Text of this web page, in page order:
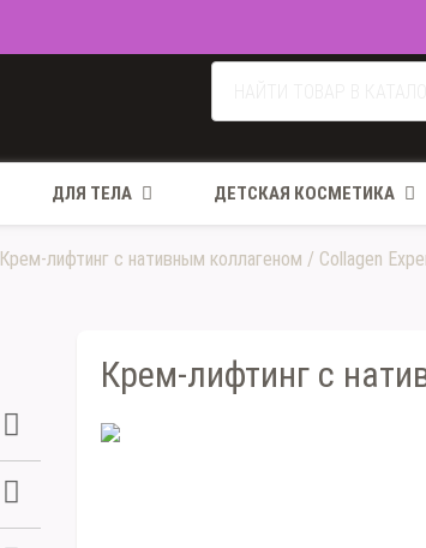
ДЛЯ ТЕЛА ДЕТСКАЯ КОСМЕТИКА
Крем-лифтинг с нативным коллагеном / Collagen
Крем-лифтинг с